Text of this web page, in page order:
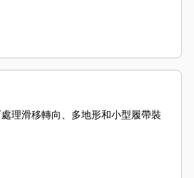
理滑移轉向、多地形和小型履帶裝